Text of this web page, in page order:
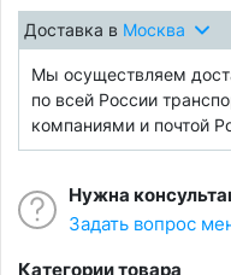
Доставка в Москва
Мы осуществляем
по всей России
компаниями и почтой
Нужна
Задать вопрос
Категории товара